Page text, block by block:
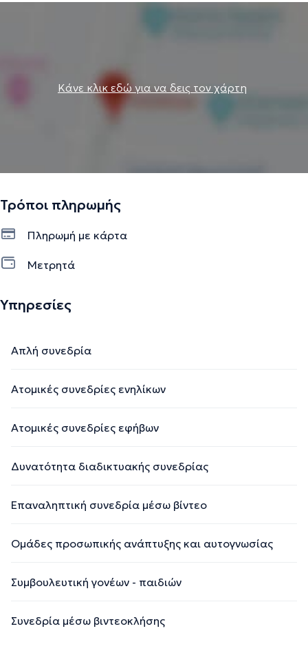
Κάνε κλικ εδώ για να δεις τον χάρτη
Τρόποι πληρωμής
Πληρωμή με κάρτα
Μετρητά
Υπηρεσίες
Απλή συνεδρία
Ατομικές συνεδρίες ενηλίκων
Ατομικές συνεδρίες εφήβων
Δυνατότητα διαδικτυακής συνεδρίας
Επαναληπτική συνεδρία μέσω βίντεο
Ομάδες προσωπικής ανάπτυξης και αυτογνωσίας
Συμβουλευτική γονέων - παιδιών
Συνεδρία μέσω βιντεοκλήσης